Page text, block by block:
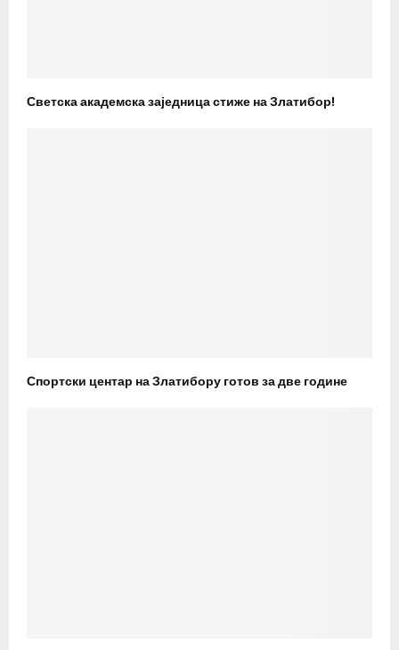
Светска академска заједница стиже на Златибор!
Спортски центар на Златибору готов за две године